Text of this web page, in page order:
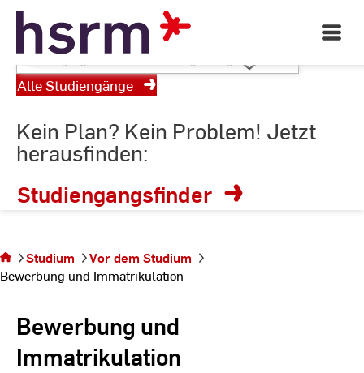
Skip
Content
Open
Main
Studiengang
wählen
oder
eingeben
Alle Studiengänge
Kein Plan? Kein Problem! Jetzt
herausfinden:
Studiengangsfinder
sich auf der
Seite
Bewerbung und
Studium
Vor dem Studium
Bewerbung und Immatrikulation
Bewerbung und
Immatrikulation